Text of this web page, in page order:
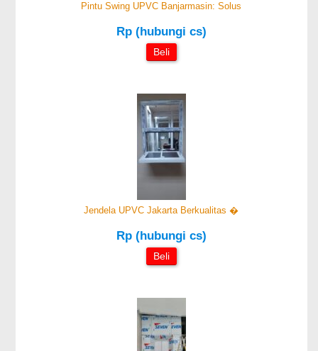
Pintu Swing UPVC Banjarmasin: Solus
Rp (hubungi cs)
Beli
Jendela UPVC Jakarta Berkualitas �
Rp (hubungi cs)
Beli